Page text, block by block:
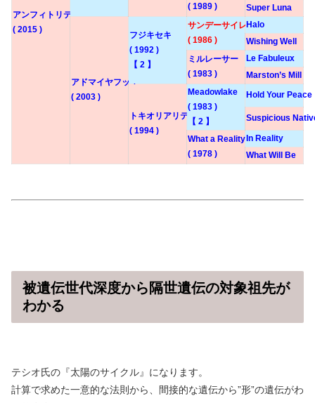
アンフィトリテ
( 2015 )
( 1989 )
Super Luna
アドマイヤフッキー
( 2003 )
フジキセキ
( 1992 )
【 2 】
サンデーサイレンス
( 1986 )
Halo
Wishing Well
ミルレーサー
( 1983 )
Le Fabuleux
Marston’s Mill
トキオリアリティー
( 1994 )
Meadowlake
( 1983 )
【 2 】
Hold Your Peace
Suspicious
What a Reality
( 1978 )
In Reality
What Will Be
被遺伝世代深度から隔世遺伝の対象祖先が
わかる
テシオ氏の『太陽のサイクル』になります。
計算で求めた一意的な法則から、間接的な遺伝から”形”の遺伝がわ